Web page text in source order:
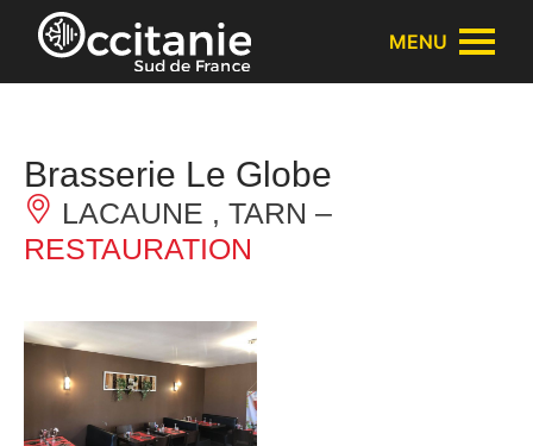
Panneau de gestion des cookies
MENU
Brasserie Le Globe
LACAUNE , TARN –
RESTAURATION